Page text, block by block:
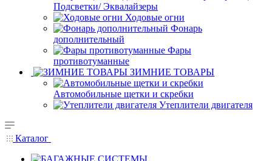
Подсветки/ Эквалайзеры
Ходовые огни
Фонарь
дополнительный
Фары
противотуманные
ЗИМНИЕ ТОВАРЫ
Автомобильные щетки и скребки
Утеплители двигателя
Каталог